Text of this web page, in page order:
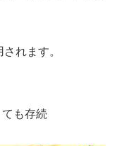
れます。
も存続